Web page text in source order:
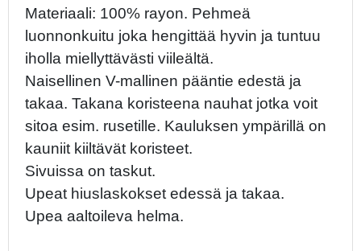
Materiaali: 100% rayon. Pehmeä
luonnonkuitu joka hengittää hyvin ja tuntuu
iholla miellyttävästi viileältä.
Naisellinen V-mallinen pääntie edestä ja
takaa. Takana koristeena nauhat jotka voit
sitoa esim. rusetille. Kauluksen ympärillä on
kauniit kiiltävät koristeet.
Sivuissa on taskut.
Upeat hiuslaskokset edessä ja takaa.
Upea aaltoileva helma.